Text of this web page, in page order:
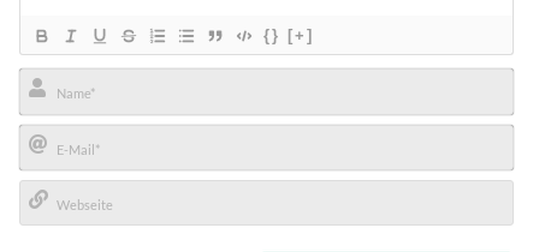
{} [+]
Name*
E-
Mail*